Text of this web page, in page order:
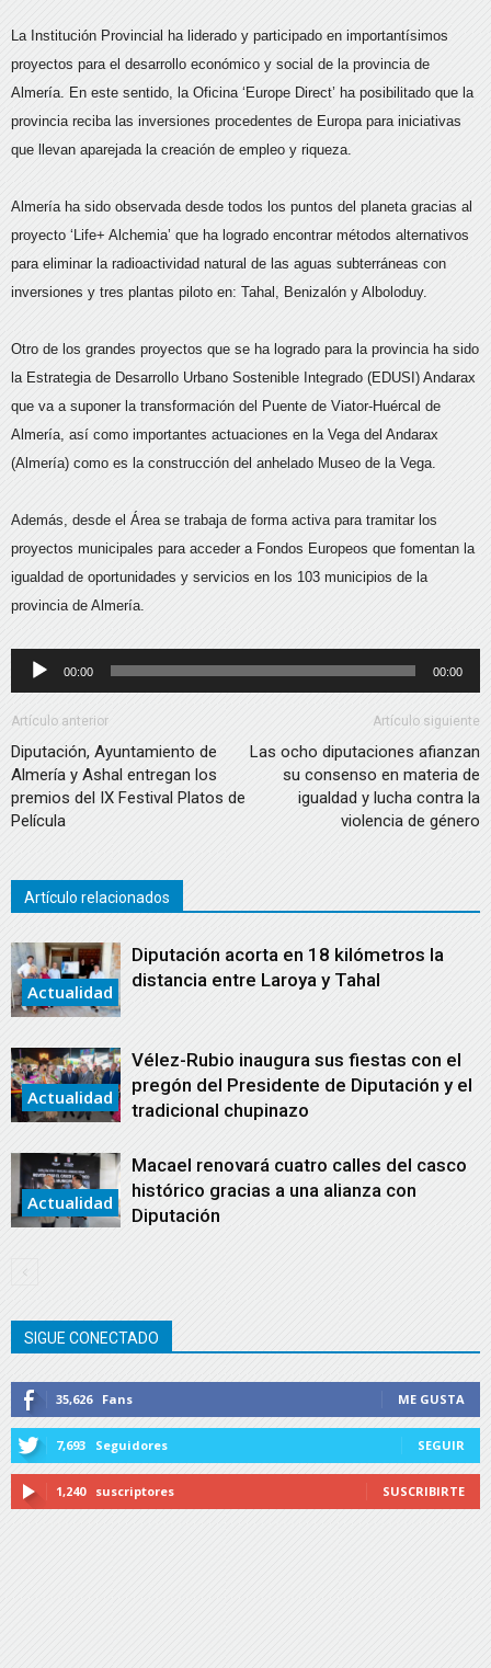
La Institución Provincial ha liderado y participado en importantísimos
proyectos para el desarrollo económico y social de la provincia de
Almería. En este sentido, la Oficina ‘Europe Direct’ ha posibilitado que la
provincia reciba las inversiones procedentes de Europa para iniciativas
que llevan aparejada la creación de empleo y riqueza.
Almería ha sido observada desde todos los puntos del planeta gracias al
proyecto ‘Life+ Alchemia’ que ha logrado encontrar métodos alternativos
para eliminar la radioactividad natural de las aguas subterráneas con
inversiones y tres plantas piloto en: Tahal, Benizalón y Alboloduy.
Otro de los grandes proyectos que se ha logrado para la provincia ha sido
la Estrategia de Desarrollo Urbano Sostenible Integrado (EDUSI) Andarax
que va a suponer la transformación del Puente de Viator-Huércal de
Almería, así como importantes actuaciones en la Vega del Andarax
(Almería) como es la construcción del anhelado Museo de la Vega.
Además, desde el Área se trabaja de forma activa para tramitar los
proyectos municipales para acceder a Fondos Europeos que fomentan la
igualdad de oportunidades y servicios en los 103 municipios de la
provincia de Almería.
Reproductor
de
audio
00:00 00:00
Artículo anterior
Diputación, Ayuntamiento de
Almería y Ashal entregan los
premios del IX Festival Platos de
Película
Artículo siguiente
Las ocho diputaciones afianzan
su consenso en materia de
igualdad y lucha contra la
violencia de género
Artículo relacionados
Actualidad
Diputación acorta en 18 kilómetros la
distancia entre Laroya y Tahal
Actualidad
Vélez-Rubio inaugura sus fiestas con el
pregón del Presidente de Diputación y el
tradicional chupinazo
Actualidad
Macael renovará cuatro calles del casco
histórico gracias a una alianza con
Diputación
SIGUE CONECTADO
35,626 Fans ME GUSTA
7,693 Seguidores SEGUIR
1,240 suscriptores SUSCRIBIRTE